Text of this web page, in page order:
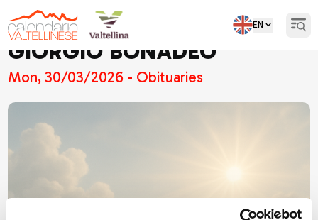
EN
GIORGIO BONADEO
Mon, 30/03/2026 - Obituaries